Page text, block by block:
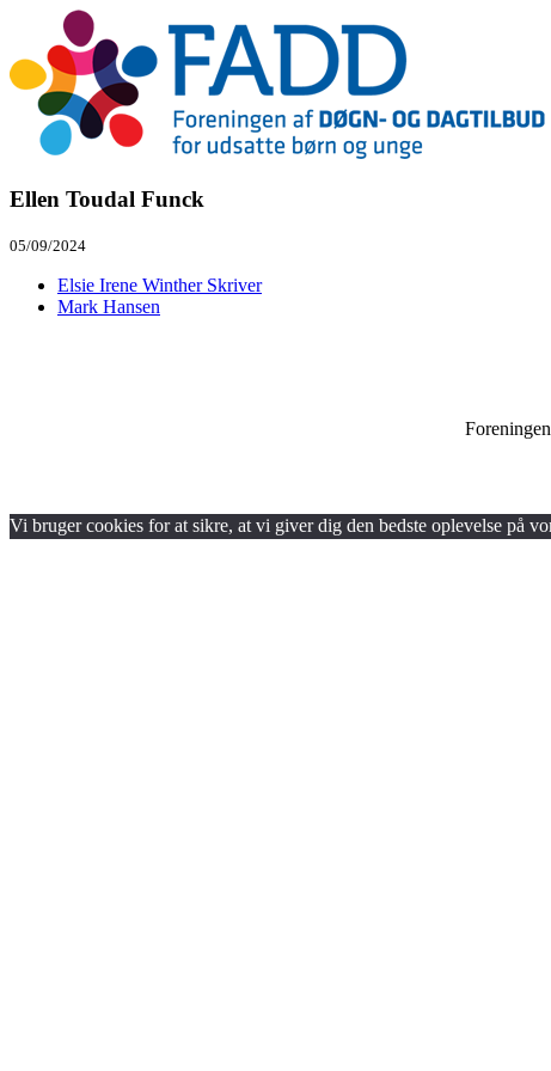
Ellen Toudal Funck
05/09/2024
Elsie Irene Winther Skriver
Mark Hansen
Vi bruger cookies for at sikre, at vi giver dig den bedste oplevelse på